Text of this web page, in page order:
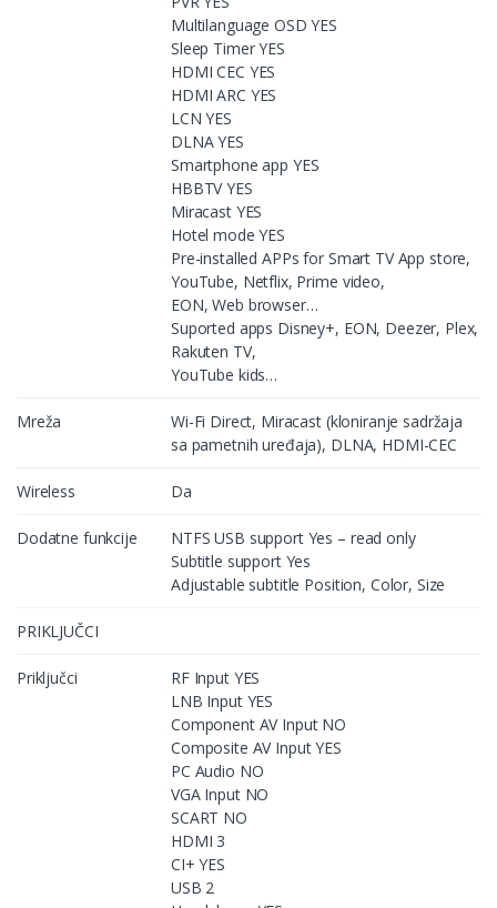
Multilanguage OSD YES
Sleep Timer YES
HDMI CEC YES
HDMI ARC YES
LCN YES
DLNA YES
Smartphone app YES
HBBTV YES
Miracast YES
Hotel mode YES
Pre-installed APPs for Smart TV App store,
YouTube, Netflix, Prime video,
EON, Web browser…
Suported apps Disney+, EON, Deezer, Plex,
Rakuten TV,
YouTube kids…
Mreža
Wi-Fi Direct, Miracast (kloniranje sadržaja
sa pametnih uređaja), DLNA, HDMI-CEC
Wireless Da
Dodatne funkcije
NTFS USB support Yes – read only
Subtitle support Yes
Adjustable subtitle Position, Color, Size
PRIKLJUČCI
Priključci
RF Input YES
LNB Input YES
Component AV Input NO
Composite AV Input YES
PC Audio NO
VGA Input NO
SCART NO
HDMI 3
CI+ YES
USB 2